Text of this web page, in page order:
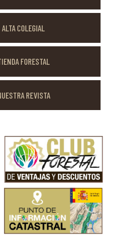
ALTA COLEGIAL
FORESTAL
REVISTA